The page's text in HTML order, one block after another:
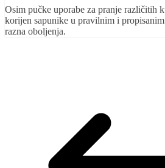
Osim pučke uporabe za pranje različitih
korijen sapunike u pravilnim i
razna oboljenja.